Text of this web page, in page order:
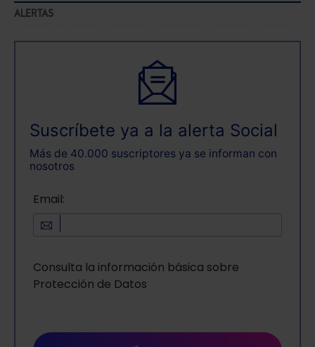
ALERTAS
Suscríbete ya a la alerta Social
Más de 40.000 suscriptores ya se informan con
nosotros
Email:
Consulta la información básica sobre
Protección de Datos